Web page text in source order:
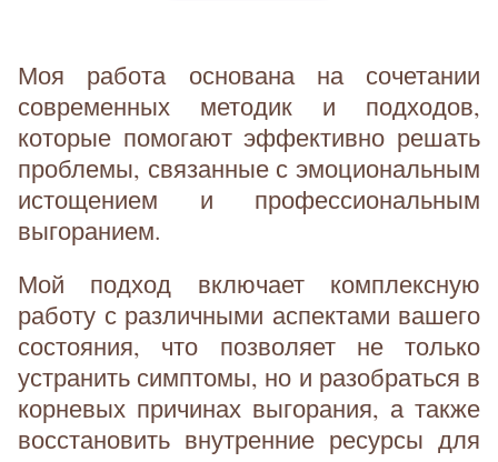
Моя работа основана на сочетании
современных методик и подходов,
которые помогают эффективно решать
проблемы, связанные с эмоциональным
истощением и профессиональным
выгоранием.
Мой подход включает комплексную
работу с различными аспектами вашего
состояния, что позволяет не только
устранить симптомы, но и разобраться в
корневых причинах выгорания, а также
восстановить внутренние ресурсы для